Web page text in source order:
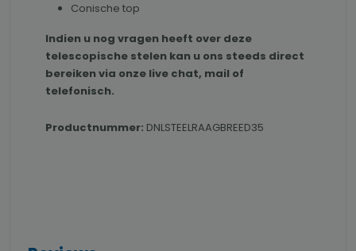
Conische top
Indien u nog vragen heeft over deze
telescopische stelen kan u ons steeds direct
bereiken via onze live chat, mail of
telefonisch.
Productnummer: DNLSTEELRAAGBREED35